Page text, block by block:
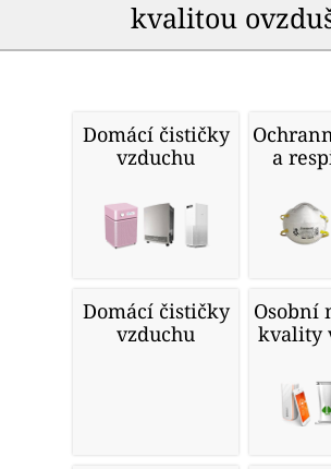
kvalitou
Domácí čističky
vzduchu
a
Domácí čističky
vzduchu
Osobní
kvality